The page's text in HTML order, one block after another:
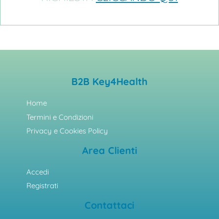
B2B Key4Health
Home
Termini e Condizioni
Privacy e Cookies Policy
Area Clienti
Accedi
Registrati
Contattaci